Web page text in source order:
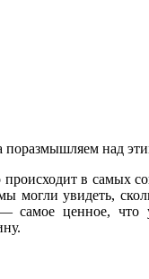
над
в самых
увидеть,
самое ценное,